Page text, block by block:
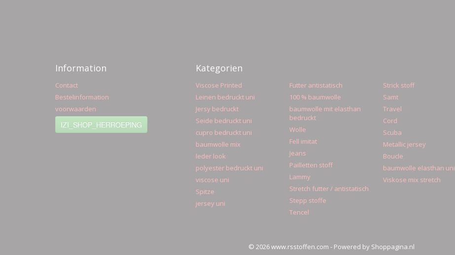
Information
Contact
Bestelinformation
voorwaarden
IZI_SHOP_HERROEPING
Kategorien
Viscose Printed
Leinen bedruckt uni
Jersy bedruckt
Seide bedruckt uni
cupro bedruckt uni
baumwolle mix
leder look
polyester bedruckt uni
viscose uni
Spitze
jersey uni
Futter antistatisch
100 % baumwolle
baumwolle mit elasthan
bedruckt
Wolle
Fell imitat
Jeans
Pailletten stoff
Lammy
Stretch futter / antistatisch
Stepp stoffe
Tencel
Strick stoff
Samt
Travel
Cord
Scuba
Metallic jersey
Boucle
baumwolle elasthan uni
Viskose mix stretch
© 2026 www.rsstoffen.com - Powered by Shoppagina.nl